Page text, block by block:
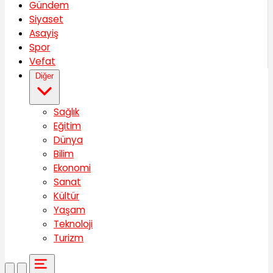
Gündem
Siyaset
Asayiş
Spor
Vefat
Diğer
Sağlık
Eğitim
Dünya
Bilim
Ekonomi
Sanat
Kültür
Yaşam
Teknoloji
Turizm